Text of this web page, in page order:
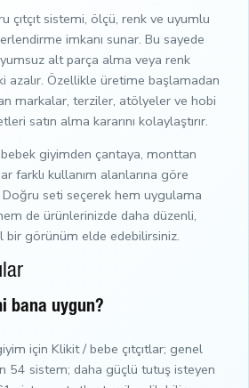
çıtçıt sistemi, ölçü, renk ve uyumlu
imkanı sunar. Bu sayede
alt parça alma veya renk
azalır. Özellikle üretime başlamadan
markalar, terziler, atölyeler ve hobi
satın alma kararını kolaylaştırır.
giyimden çantaya, monttan
farklı kullanım alanlarına göre
Doğru seti seçerek hem uygulama
de ürünlerinizde daha düzenli,
görünüm elde edebilirsiniz.
bana uygun?
için Klikit / bebe çıtçıtlar; genel
54 sistem; daha güçlü tutuş isteyen